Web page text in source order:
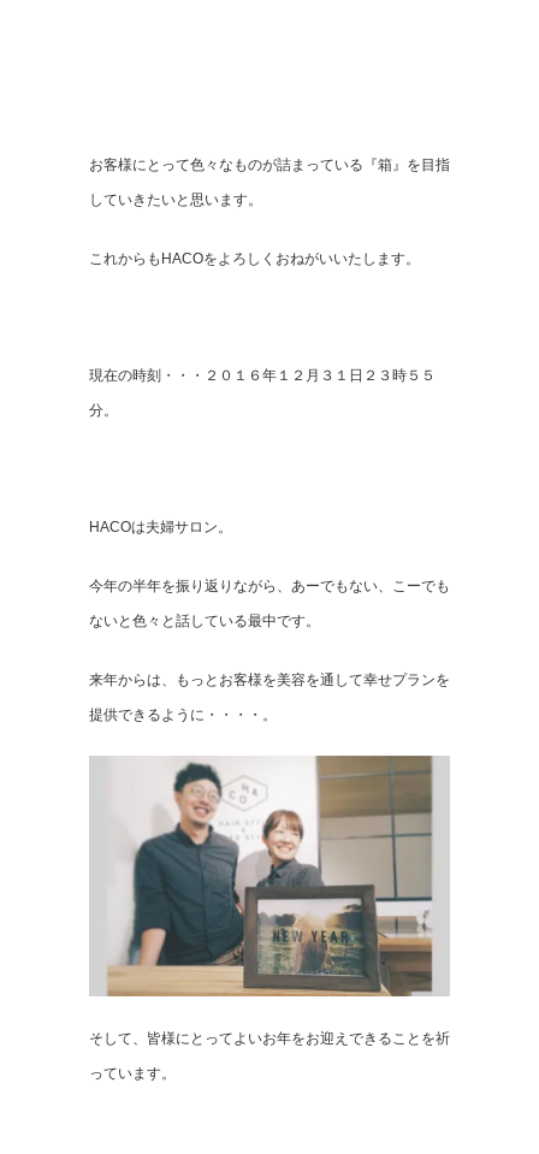
お客様にとって色々なものが詰まっている『箱』を目指
していきたいと思います。
これからもHACOをよろしくおねがいいたします。
現在の時刻・・・２０１６年１２月３１日２３時５５
分。
HACOは夫婦サロン。
今年の半年を振り返りながら、あーでもない、こーでも
ないと色々と話している最中です。
来年からは、もっとお客様を美容を通して幸せプランを
提供できるように・・・・。
そして、皆様にとってよいお年をお迎えできることを祈
っています。